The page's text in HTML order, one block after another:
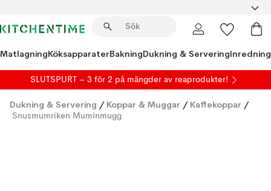
MatlagningKöksapparaterBakningDukning & ServeringInredning
SLUTSPURT – 3 för 2 på mängder av reaprodukter!
Dukning & Servering / Koppar & Muggar / Kaffekoppar /
Snusmumriken Muminmugg